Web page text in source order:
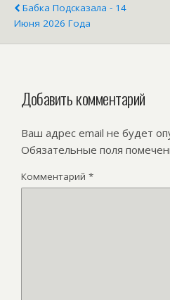
Бабка Подсказала - 14
Июня 2026 Года
Добавить комментарий
Ваш адрес email не будет
Обязательные поля
Комментарий *